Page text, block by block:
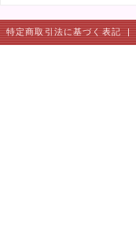
特定商取引法に基づく表記 |